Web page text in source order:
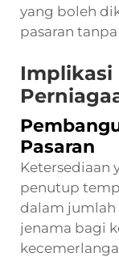
yang boleh
pasaran
Implikasi
Pasaran
Ketersediaan
penutup
dalam jumlah
jenama bagi